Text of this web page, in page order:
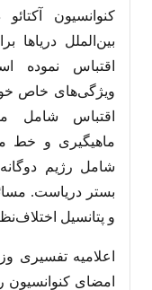
کنوانسیون
بین‌الملل دریاها
اقتباس نموده
ویژگی‌های خاص
اقتباس شامل
ماهیگیری و خط
شامل رژیم
بستر دریاست.
و پتانسیل
اعلامیه تفسیری
امضای